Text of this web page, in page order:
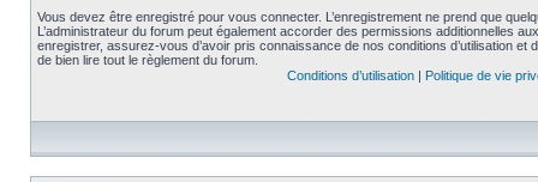
Vous devez être enregistré pour vous connecter. L’enregistrement ne prend que
L’administrateur du forum peut également accorder des permissions additionnelles
enregistrer, assurez-vous d’avoir pris connaissance de nos conditions d’utilisation et
de bien lire tout le règlement du forum.
Conditions d’utilisation| Politique de vie